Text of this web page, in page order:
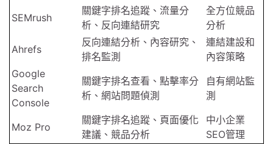
SEMrush
關鍵字排名追蹤、流量分
析、反向連結研究
全方位競品
分析
Ahrefs
反向連結分析、內容研究、
排名監測
連結建設和
內容策略
Google
Search
Console
關鍵字排名查看、點擊率分
析、網站問題偵測
自有網站監
測
Moz Pro
關鍵字排名追蹤、頁面優化
建議、競品分析
中小企業
SEO管理